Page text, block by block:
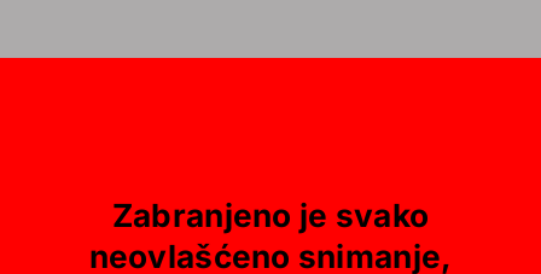
Zabranjeno je svako
neovlašćeno snimanje,